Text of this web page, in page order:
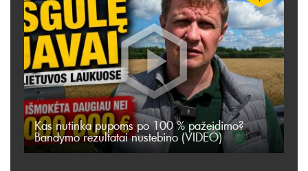
Kas nutinka pupoms po 100 % pažeidimo?
Bandymo rezultatai nustebino (VIDEO)